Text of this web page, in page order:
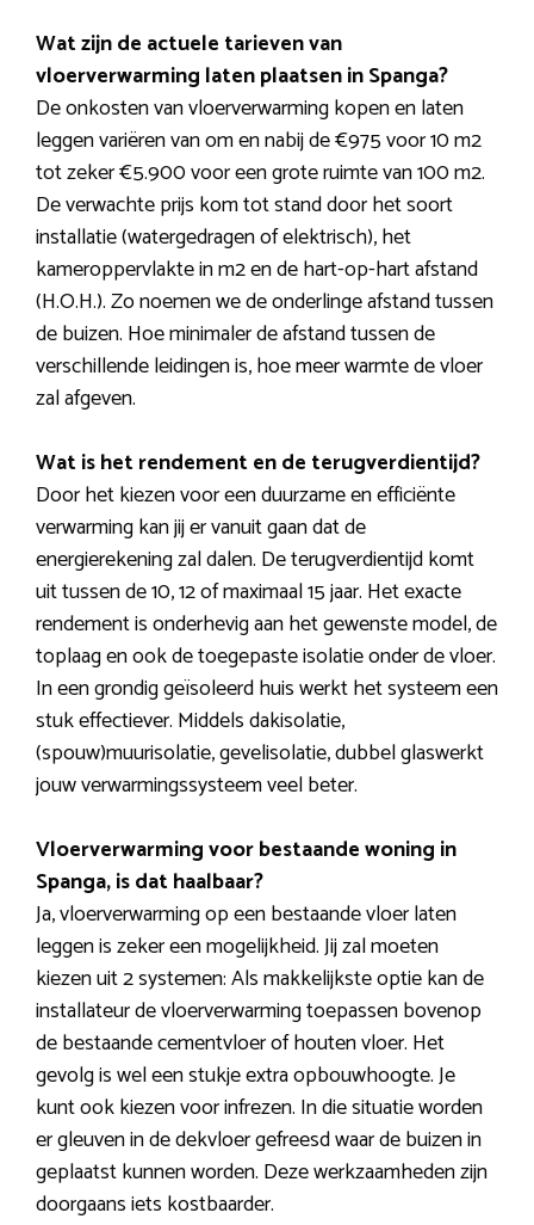
Wat zijn de actuele tarieven van
vloerverwarming laten plaatsen in Spanga?
De onkosten van vloerverwarming kopen en laten
leggen variëren van om en nabij de €975 voor 10 m2
tot zeker €5.900 voor een grote ruimte van 100 m2.
De verwachte prijs kom tot stand door het soort
installatie (watergedragen of elektrisch), het
kameroppervlakte in m2 en de hart-op-hart afstand
(H.O.H.). Zo noemen we de onderlinge afstand tussen
de buizen. Hoe minimaler de afstand tussen de
verschillende leidingen is, hoe meer warmte de vloer
zal afgeven.
Wat is het rendement en de terugverdientijd?
Door het kiezen voor een duurzame en efficiënte
verwarming kan jij er vanuit gaan dat de
energierekening zal dalen. De terugverdientijd komt
uit tussen de 10, 12 of maximaal 15 jaar. Het exacte
rendement is onderhevig aan het gewenste model, de
toplaag en ook de toegepaste isolatie onder de vloer.
In een grondig geïsoleerd huis werkt het systeem een
stuk effectiever. Middels dakisolatie,
(spouw)muurisolatie, gevelisolatie, dubbel glaswerkt
jouw verwarmingssysteem veel beter.
Vloerverwarming voor bestaande woning in
Spanga, is dat haalbaar?
Ja, vloerverwarming op een bestaande vloer laten
leggen is zeker een mogelijkheid. Jij zal moeten
kiezen uit 2 systemen: Als makkelijkste optie kan de
installateur de vloerverwarming toepassen bovenop
de bestaande cementvloer of houten vloer. Het
gevolg is wel een stukje extra opbouwhoogte. Je
kunt ook kiezen voor infrezen. In die situatie worden
er gleuven in de dekvloer gefreesd waar de buizen in
geplaatst kunnen worden. Deze werkzaamheden zijn
doorgaans iets kostbaarder.